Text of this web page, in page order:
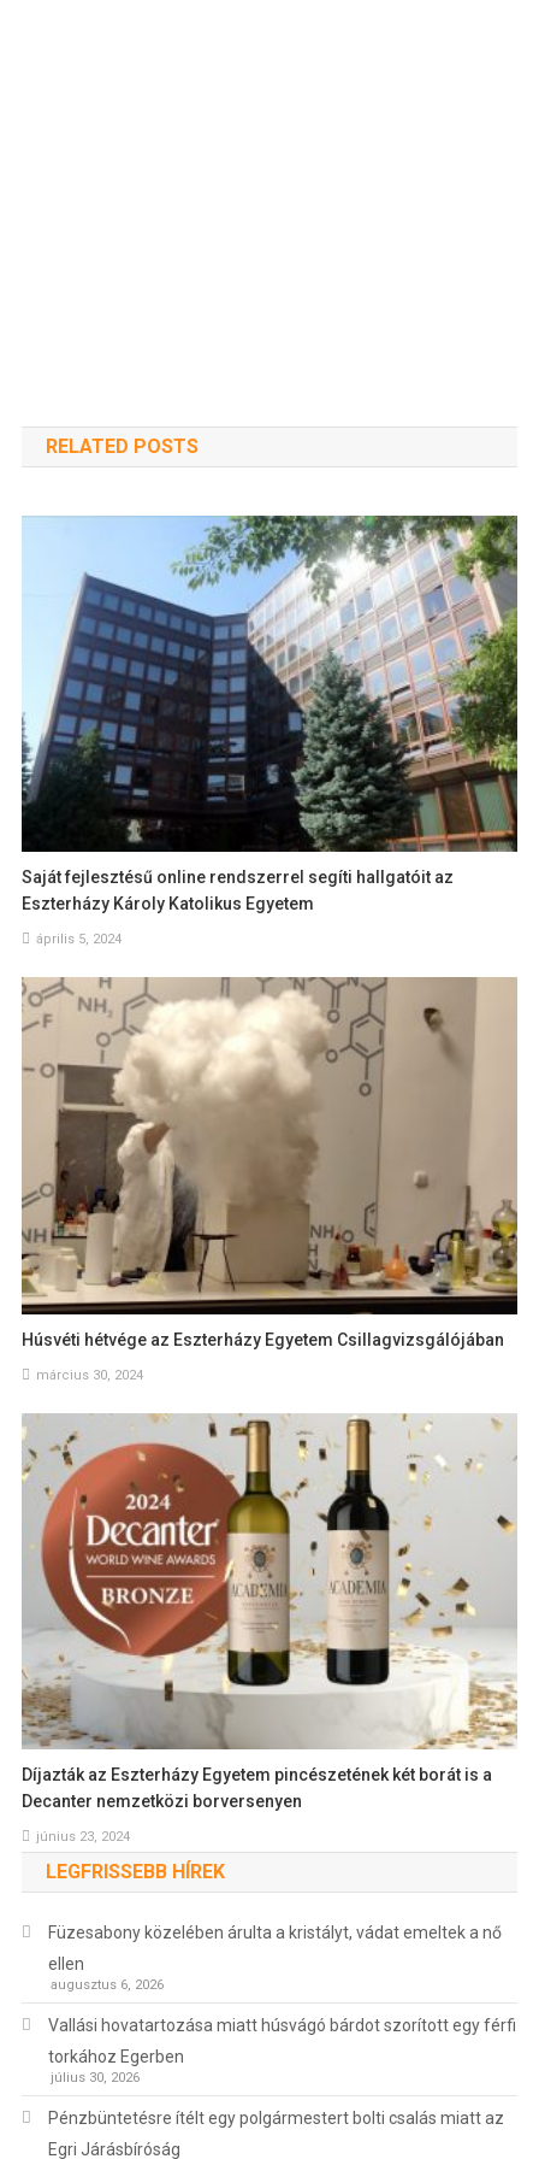
RELATED POSTS
Saját fejlesztésű online rendszerrel segíti hallgatóit az
Eszterházy Károly Katolikus Egyetem
április 5, 2024
Húsvéti hétvége az Eszterházy Egyetem Csillagvizsgálójában
március 30, 2024
Díjazták az Eszterházy Egyetem pincészetének két borát is a
Decanter nemzetközi borversenyen
június 23, 2024
LEGFRISSEBB HÍREK
Füzesabony közelében árulta a kristályt, vádat emeltek a nő
ellen
augusztus 6, 2026
Vallási hovatartozása miatt húsvágó bárdot szorított egy férfi
torkához Egerben
július 30, 2026
Pénzbüntetésre ítélt egy polgármestert bolti csalás miatt az
Egri Járásbíróság